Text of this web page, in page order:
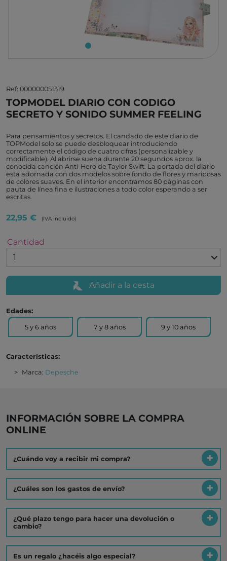
Ref: 000000051319
TOPMODEL DIARIO CON CODIGO
SECRETO Y SONIDO SUMMER FEELING
Para pensamientos y secretos. El candado de este diario de
TOPModel solo se puede desbloquear introduciendo
correctamente el código de cuatro cifras (personalizable y
modificable). Al abrirse suena durante 20 segundos aprox. la
conocida canción Anti-Hero de Taylor Swift. La portada del diario
está adornada con dos modelos sobre fondo de flores y mariposas
de colores suaves. En el interior encontramos 80 páginas con
pauta de línea fina e ilustraciones a todo color esperando a ser
escritas.
22,95 € (IVA incluido)
Cantidad
Añadir a la cesta
Edades:
5 y 6 años 7 y 8 años 9 y 10 años
Características:
Marca: Depesche
INFORMACIÓN SOBRE LA COMPRA
ONLINE
¿Cuándo voy a recibir mi compra?
¿Cuáles son los gastos de envío?
¿Qué plazo tengo para hacer una devolución o
cambio?
Es un regalo ¿hacéis algo especial?